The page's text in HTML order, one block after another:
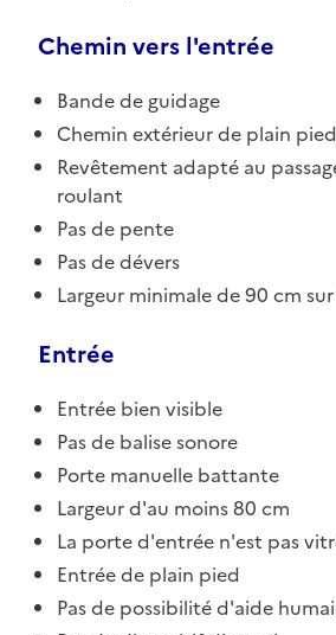
Chemin vers l'entrée
Bande de guidage
Chemin extérieur de plain pied
Revêtement adapté au
roulant
Pas de pente
Pas de dévers
Largeur minimale de 90 cm
Entrée
Entrée bien visible
Pas de balise sonore
Porte manuelle battante
Largeur d'au moins 80 cm
La porte d'entrée n'est pas
Entrée de plain pied
Pas de possibilité d'aide